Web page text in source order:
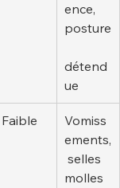
ence,
posture
détend
ue
Faible
Vomiss
ements,
selles
molles